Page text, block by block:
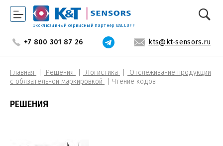
Эксклюзивный сервисный партнер BALLUFF
+7 800 301 87 26 kts@kt-sensors.ru
Главная Решения Логистика
Отслеживание продукции
с обязательной маркировкой
Чтение кодов
РЕШЕНИЯ